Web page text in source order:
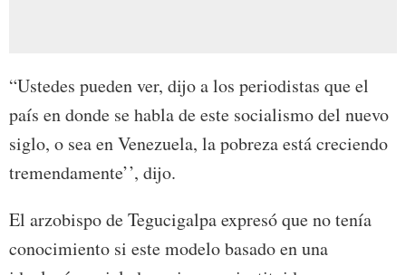
“Ustedes pueden ver, dijo a los periodistas que el
país en donde se habla de este socialismo del nuevo
siglo, o sea en Venezuela, la pobreza está creciendo
tremendamente’’, dijo.
El arzobispo de Tegucigalpa expresó que no tenía
conocimiento si este modelo basado en una